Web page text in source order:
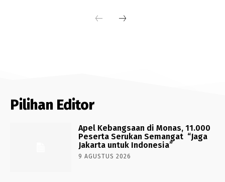
Pilihan Editor
Apel Kebangsaan di Monas, 11.000
Peserta Serukan Semangat “Jaga
Jakarta untuk Indonesia”
9 AGUSTUS 2026